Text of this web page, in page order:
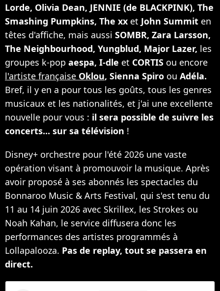
Lorde, Olivia Dean, JENNIE (de BLACKPINK), The
Smashing Pumpkins, The xx et John Summit en
têtes d'affiche, mais aussi SOMBR, Zara Larsson,
The Neighbourhood, Yungblud, Major Lazer, les
groupes k-pop aespa, I-dle et CORTIS ou encore
l'artiste française Oklou, Sienna Spiro ou Adéla.
Bref, il y en a pour tous les goûts, tous les genres
musicaux et les nationalités, et j'ai une excellente
nouvelle pour vous : il sera possible de suivre les
concerts... sur sa télévision !
Disney+ orchestre pour l'été 2026 une vaste
opération visant à promouvoir la musique. Après
avoir proposé à ses abonnés les spectacles du
Bonnaroo Music & Arts Festival, qui s'est tenu du
11 au 14 juin 2026 avec Skrillex, les Strokes ou
Noah Kahan, le service diffusera donc les
performances des artistes programmés à
Lollapalooza. Pas de replay, tout se passera en
direct.